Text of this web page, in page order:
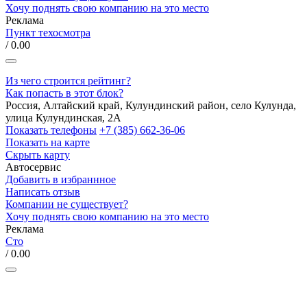
Хочу поднять свою компанию на это место
Реклама
Пункт техосмотра
/ 0.00
Из чего строится рейтинг?
Как попасть в этот блок?
Россия, Алтайский край, Кулундинский район, село Кулунда,
улица Кулундинская, 2А
Показать телефоны +7 (385) 662-36-06
Показать на карте
Скрыть карту
Автосервис
Добавить в избраннное
Написать отзыв
Компании не существует?
Хочу поднять свою компанию на это место
Реклама
Сто
/ 0.00